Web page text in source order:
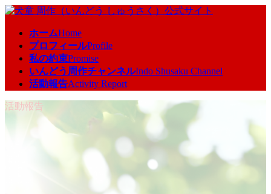
コ
キ
ッ
プ
ナ
に
移
動
ホームHome
プロフィールProfile
私の約束Promise
いんどう周作チャンネルIndo Shusaku Channel
活動報告Activity Report
活動報告